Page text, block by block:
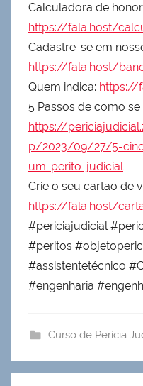
Calculadora de
https://fala.host/
Cadastre-se em
https://fala.host/
Quem indica: https://
5 Passos de como
https://
p/2023/09/27/5-
um-perito-judicial
Crie o seu cartão de
https://fala.host/
#periciajudicial
#peritos
#assistentetécnico
#engenharia
Curso de Perícia